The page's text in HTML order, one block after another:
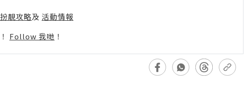
扮靚攻略及 活動情報
Follow 我哋 ！